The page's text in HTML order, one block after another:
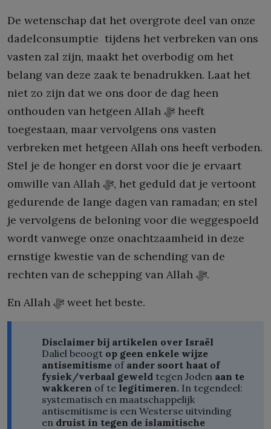
De wetenschap dat het overgrote deel van onze
dadelconsumptie tijdens het verbreken van ons
vasten zal zijn, maakt het overbodig om het
belang van deze zaak te benadrukken. Laat het
niet zo zijn dat we ons door de dag heen
onthouden van hetgeen Allah ﷻ heeft
toegestaan, maar vervolgens ons vasten
verbreken met hetgeen Allah ons heeft verboden.
Stel je de honger en dorst voor die je ervaart
omwille van Allah ﷻ, het geduld dat je vertoont
gedurende de lange dagen van ramadan; en stel
je vervolgens de beloning voor die weggespoeld
wordt vanwege onze onachtzaamheid in deze
ernstige kwestie van de schending van de
rechten van de schepping van Allah ﷻ.
En Allah ﷻ weet het beste.
Disclaimer bij artikelen over Israël
Daliel beoogt op geen enkele wijze
antisemitisme ofander soort haat of
fysiek/verbaal geweld tegen Joden aan te
wakkeren of te legitimeren. In tegendeel:
systematisch en maatschappelijk
antisemitisme is een Westerse uitvinding
en druist in tegen de islamitische